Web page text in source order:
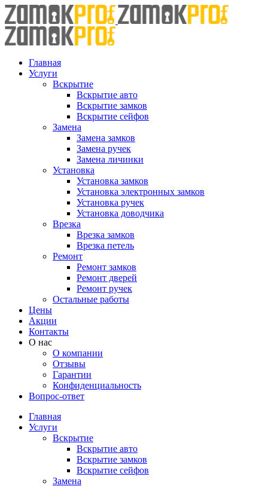
Skip
to
content
Главная
Услуги
Вскрытие
Вскрытие авто
Вскрытие замков
Вскрытие сейфов
Замена
Замена замков
Замена ручек
Замена личинки
Установка
Установка замков
Установка электронных замков
Установка ручек
Установка доводчика
Врезка
Врезка замков
Врезка петель
Ремонт
Ремонт замков
Ремонт дверей
Ремонт ручек
Остальные работы
Цены
Акции
Контакты
О нас
О компании
Отзывы
Гарантии
Конфиденциальность
Вопрос-ответ
Главная
Услуги
Вскрытие
Вскрытие авто
Вскрытие замков
Вскрытие сейфов
Замена